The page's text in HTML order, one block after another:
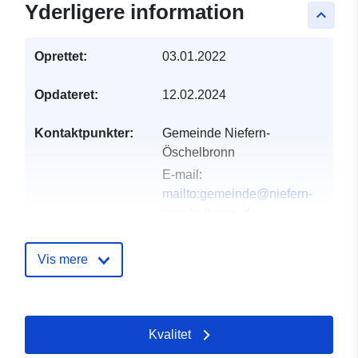
keyboard_arrow_up
Yderligere information
Oprettet: 03.01.2022
Opdateret: 12.02.2024
Kontaktpunkter:
Gemeinde Niefern-
Öschelbronn
E-mail:
mailto:gemeinde@niefern-
http://www.niefern-
oeschelbronn.de
Vis mere
Kvalitet